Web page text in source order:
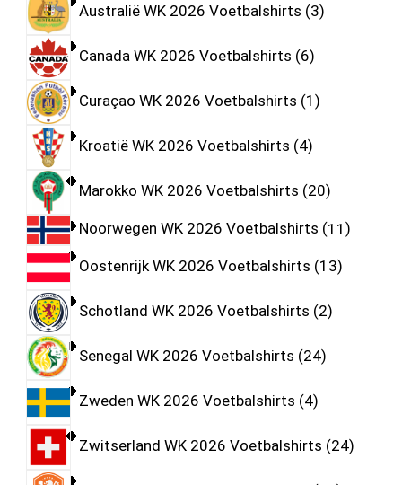
Australië WK 2026 Voetbalshirts 3
Canada WK 2026 Voetbalshirts 6
Curaçao WK 2026 Voetbalshirts 1
Kroatië WK 2026 Voetbalshirts 4
Marokko WK 2026 Voetbalshirts 20
Noorwegen WK 2026 Voetbalshirts 11
Oostenrijk WK 2026 Voetbalshirts 13
Schotland WK 2026 Voetbalshirts 2
Senegal WK 2026 Voetbalshirts 24
Zweden WK 2026 Voetbalshirts 4
Zwitserland WK 2026 Voetbalshirts 24